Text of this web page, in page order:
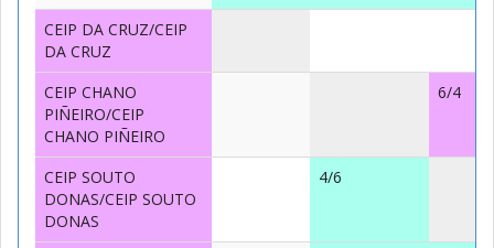
CEIP DA CRUZ/CEIP
DA CRUZ
CEIP CHANO
PIÑEIRO/CEIP
CHANO PIÑEIRO
6/4
CEIP SOUTO
DONAS/CEIP SOUTO
DONAS
4/6